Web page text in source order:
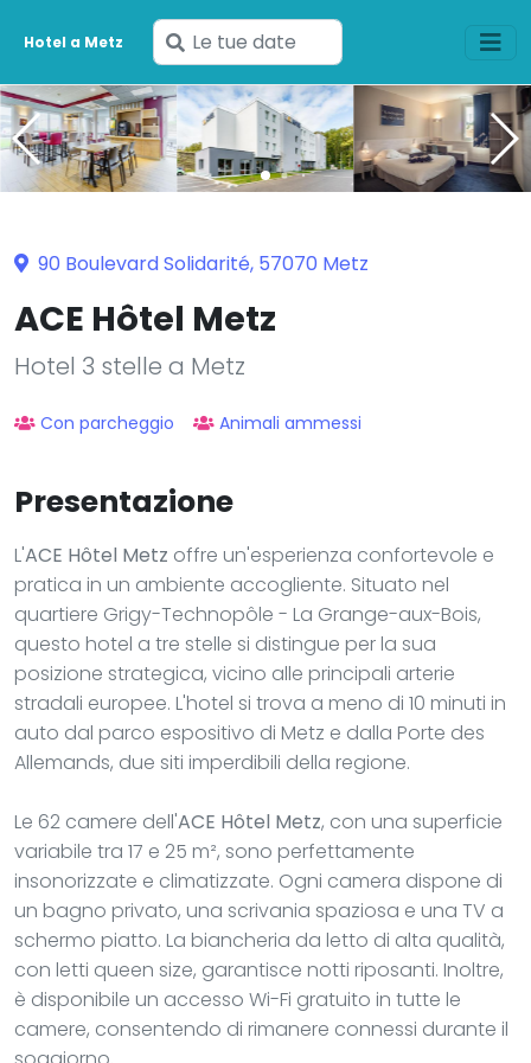
Hotel a Metz
Inserisci
le
tue
date
90 Boulevard Solidarité, 57070 Metz
ACE Hôtel Metz
Hotel 3 stelle a Metz
Con parcheggio Animali ammessi
Presentazione
L'ACE Hôtel Metz offre un'esperienza confortevole e
pratica in un ambiente accogliente. Situato nel
quartiere Grigy-Technopôle - La Grange-aux-Bois,
questo hotel a tre stelle si distingue per la sua
posizione strategica, vicino alle principali arterie
stradali europee. L'hotel si trova a meno di 10 minuti in
auto dal parco espositivo di Metz e dalla Porte des
Allemands, due siti imperdibili della regione.
Le 62 camere dell'ACE Hôtel Metz, con una superficie
variabile tra 17 e 25 m², sono perfettamente
insonorizzate e climatizzate. Ogni camera dispone di
un bagno privato, una scrivania spaziosa e una TV a
schermo piatto. La biancheria da letto di alta qualità,
con letti queen size, garantisce notti riposanti. Inoltre,
è disponibile un accesso Wi-Fi gratuito in tutte le
camere, consentendo di rimanere connessi durante il